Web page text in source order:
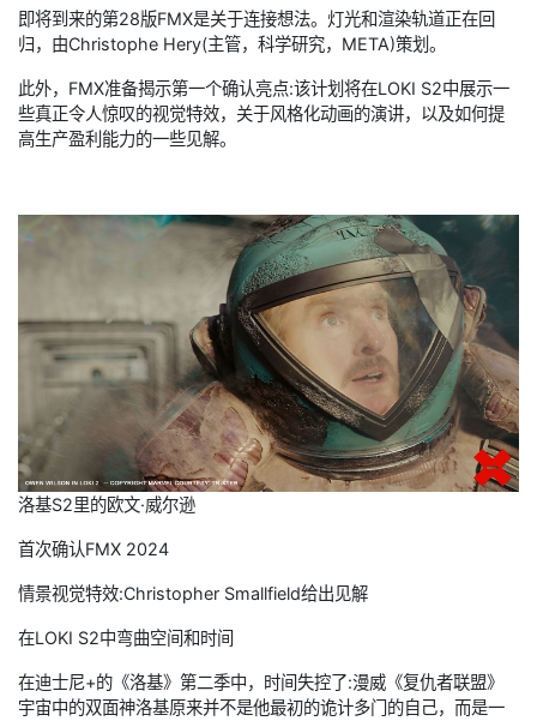
即将到来的第28版FMX是关于连接想法。灯光和渲染轨道正在回
归，由Christophe Hery(主管，科学研究，META)策划。
此外，FMX准备揭示第一个确认亮点:该计划将在LOKI S2中展示一
些真正令人惊叹的视觉特效，关于风格化动画的演讲，以及如何提
高生产盈利能力的一些见解。
洛基S2里的欧文·威尔逊
首次确认FMX 2024
情景视觉特效:Christopher Smallfield给出见解
在LOKI S2中弯曲空间和时间
在迪士尼+的《洛基》第二季中，时间失控了:漫威《复仇者联盟》
宇宙中的双面神洛基原来并不是他最初的诡计多门的自己，而是一